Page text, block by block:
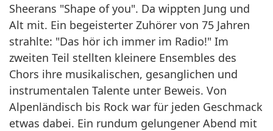
Sheerans "Shape of you". Da wippten Jung und
Alt mit. Ein begeisterter Zuhörer von 75 Jahren
strahlte: "Das hör ich immer im Radio!" Im
zweiten Teil stellten kleinere Ensembles des
Chors ihre musikalischen, gesanglichen und
instrumentalen Talente unter Beweis. Von
Alpenländisch bis Rock war für jeden Geschmack
etwas dabei. Ein rundum gelungener Abend mit